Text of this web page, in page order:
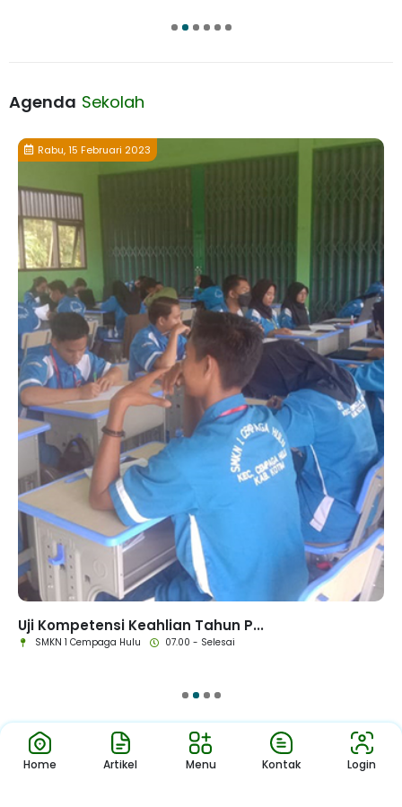
5 6
Agenda Sekolah
Rabu, 15 Februari 2023
Uji Kompetensi Keahlian Tahun P...
SMKN 1 Cempaga Hulu 07.00 - Selesai
Pengumuman Sekolah
Home Artikel Menu Kontak Login